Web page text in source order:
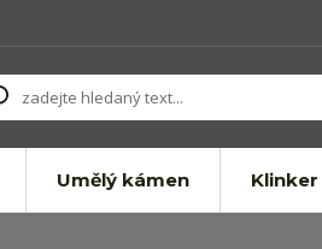
Umělý kámen Klinker